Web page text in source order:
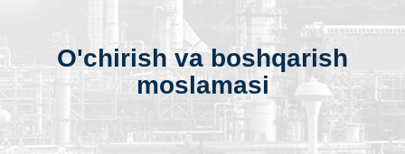
O'chirish va boshqarish
moslamasi